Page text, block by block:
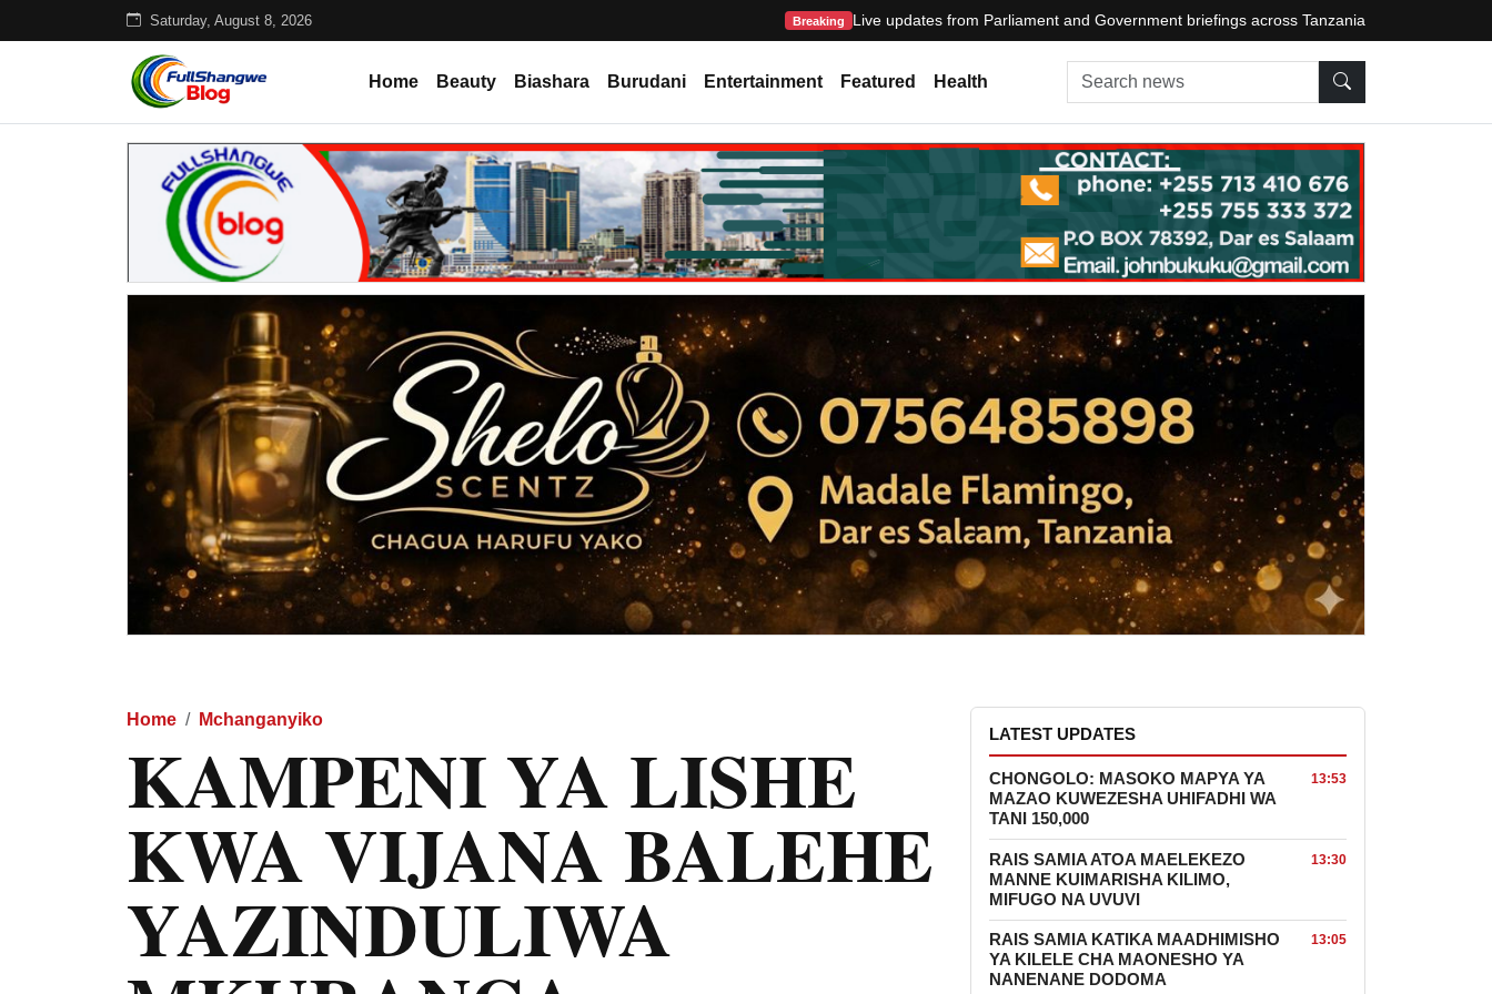
Saturday, August 8, 2026 Breaking Live updates from Parliament and Government briefings across Tanzania
Home Beauty Biashara Burudani Entertainment Featured Health Search news
Home Mchanganyiko
KAMPENI YA LISHE
KWA VIJANA BALEHE
YAZINDULIWA
LATEST UPDATES
CHONGOLO: MASOKO MAPYA YA
MAZAO KUWEZESHA UHIFADHI WA
TANI 150,000
13:53
RAIS SAMIA ATOA MAELEKEZO
MANNE KUIMARISHA KILIMO,
MIFUGO NA UVUVI
13:30
RAIS SAMIA KATIKA MAADHIMISHO
YA KILELE CHA MAONESHO YA
NANENANE DODOMA
13:05